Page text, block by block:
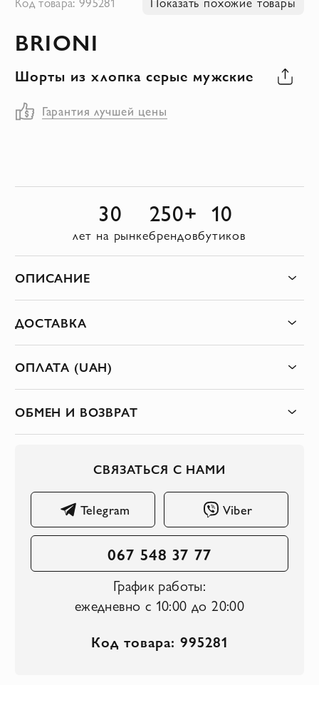
началу
изображений
BRIONI
Шорты из хлопка серые мужские
Гарантия лучшей цены
30
лет на рынке
250+
брендов
10
бутиков
ОПИСАНИЕ
ДОСТАВКА
ОПЛАТА (UAH)
ОБМЕН И ВОЗВРАТ
СВЯЗАТЬСЯ С НАМИ
Telegram Viber
067 548 37 77
График работы:
ежедневно с 10:00 до 20:00
Код товара: 995281